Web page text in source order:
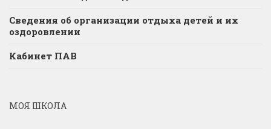
Сведения об организации отдыха детей и их
оздоровлении
Кабинет ПАВ
МОЯ ШКОЛА